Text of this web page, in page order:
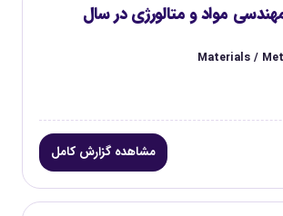
مواد و متالورژی در سال
Materials /
مشاهده گزارش کامل